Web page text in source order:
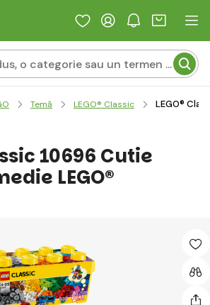
Temă LEGO® Classic LEGO®
10696 Cutie
LEGO®